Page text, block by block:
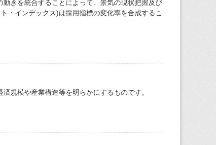
きを統合することによって、景気の現状把握及び
・インデックス)は採用指標の変化率を合成するこ
規模や産業構造等を明らかにするものです。